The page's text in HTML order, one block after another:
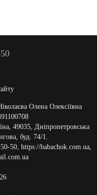
Олена Олексіївна
49035, Дніпропетровська
буд. 74/1.
50, https://babachok.com.ua,